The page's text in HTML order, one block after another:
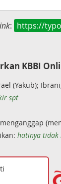
: https://
KBBI
(Yakub);
spt
hatinya